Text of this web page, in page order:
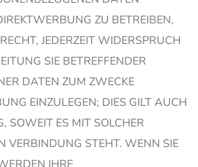
ZU BETREIBEN,
JEDERZEIT WIDERSPRUCH
SIE BETREFFENDER
DATEN ZUM ZWECKE
EINZULEGEN; DIES GILT AUCH
SOWEIT ES MIT SOLCHER
VERBINDUNG STEHT. WENN SIE